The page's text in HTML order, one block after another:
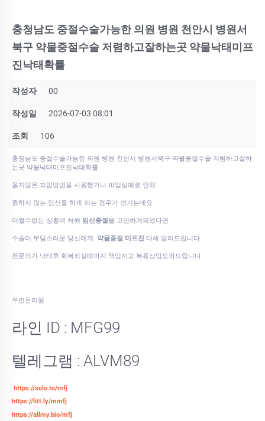
충청남도 중절수술가능한 의원 병원 천안시 병원서
북구 약물중절수술 저렴하고잘하는곳 약물낙태미프
진낙태확률
작성자 00
작성일 2026-07-03 08:01
조회 106
충청남도 중절수술가능한 의원 병원 천안시 병원서북구 약물중절수술 저렴하고잘하
는곳 약물낙태미프진낙태확률
옳지않은 피임방법을 사용했거나 피임실패로 인해
원하지 않는 임신을 하게 되는 경우가 생기는데요
어쩔수없는 상황에 처해 임신중절을 고민하게되었다면
수술이 부담스러운 당신에게 약물중절 미프진 대해 알려드립니다
전문의가 낙태후 회복되실때까지 책임지고 복용상담도와드립니다
우먼온리원
라인 ID : MFG99
텔레그램 : ALVM89
https://solo.to/mfj
https://litt.ly/mmfj
https://allmy.bio/mfj